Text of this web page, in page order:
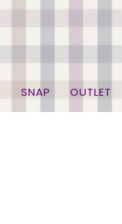
SNAP OUTLET